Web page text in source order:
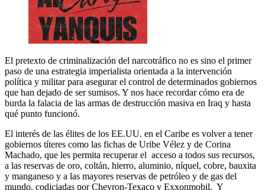
El pretexto de criminalización del narcotráfico no es sino el primer
paso de una estrategia imperialista orientada a la intervención
política y militar para asegurar el control de determinados gobiernos
que han dejado de ser sumisos. Y nos hace recordar cómo era de
burda la falacia de las armas de destrucción masiva en Iraq y hasta
qué punto funcionó.
El interés de las élites de los EE.UU. en el Caribe es volver a tener
gobiernos títeres como las fichas de Uribe Vélez y de Corina
Machado, que les permita recuperar el acceso a todos sus recursos,
a las reservas de oro, coltán, hierro, aluminio, níquel, cobre, bauxita
y manganeso y a las mayores reservas de petróleo y de gas del
mundo, codiciadas por Chevron-Texaco y Exxonmobil. Y